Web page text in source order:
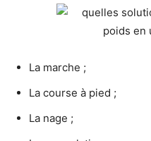
La marche ;
La course à pied ;
La nage ;